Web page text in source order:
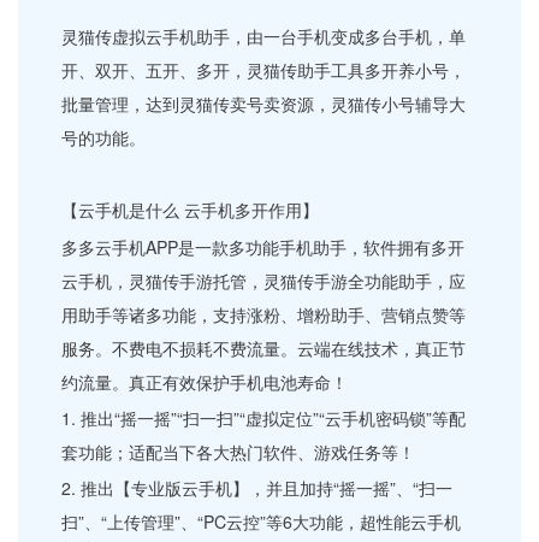
灵猫传虚拟云手机助手，由一台手机变成多台手机，单
开、双开、五开、多开，灵猫传助手工具多开养小号，
批量管理，达到灵猫传卖号卖资源，灵猫传小号辅导大
号的功能。
【云手机是什么 云手机多开作用】
多多云手机APP是一款多功能手机助手，软件拥有多开
云手机，灵猫传手游托管，灵猫传手游全功能助手，应
用助手等诸多功能，支持涨粉、增粉助手、营销点赞等
服务。不费电不损耗不费流量。云端在线技术，真正节
约流量。真正有效保护手机电池寿命！
1. 推出“摇一摇”“扫一扫”“虚拟定位”“云手机密码锁”等配
套功能；适配当下各大热门软件、游戏任务等！
2. 推出【专业版云手机】，并且加持“摇一摇”、“扫一
扫”、“上传管理”、“PC云控”等6大功能，超性能云手机